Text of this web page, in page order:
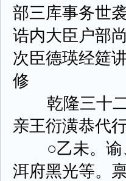
部三库事务世
诰内大臣户部
次臣德瑛经筵
修
乾隆三十二
亲王衍潢恭代
○乙未。谕、
洱府黑光等。